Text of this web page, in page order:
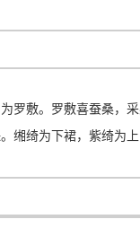
罗敷。罗敷喜蚕桑，
缃绮为下裙，紫绮为上